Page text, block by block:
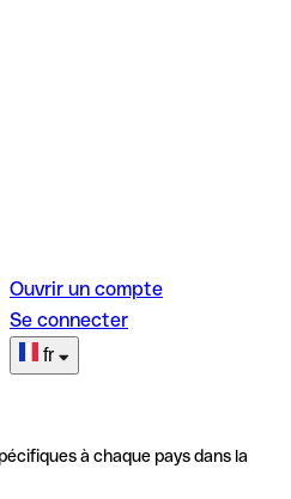
Ouvrir un compte
Se connecter
fr
à chaque pays dans la